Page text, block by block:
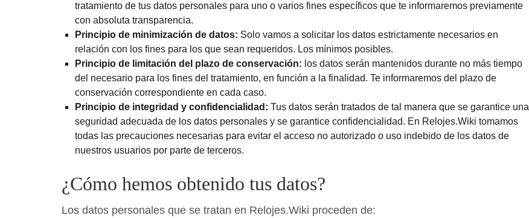
tratamiento de tus datos personales para uno o varios fines específicos que te informaremos previamente
con absoluta transparencia.
Principio de minimización de datos: Solo vamos a solicitar los datos estrictamente necesarios en
relación con los fines para los que sean requeridos. Los mínimos posibles.
Principio de limitación del plazo de conservación: los datos serán mantenidos durante no más tiempo
del necesario para los fines del tratamiento, en función a la finalidad. Te informaremos del plazo de
conservación correspondiente en cada caso.
Principio de integridad y confidencialidad: Tus datos serán tratados de tal manera que se garantice una
seguridad adecuada de los datos personales y se garantice confidencialidad. En Relojes.Wiki tomamos
todas las precauciones necesarias para evitar el acceso no autorizado o uso indebido de los datos de
nuestros usuarios por parte de terceros.
¿Cómo hemos obtenido tus datos?
Los datos personales que se tratan en Relojes.Wiki proceden de: